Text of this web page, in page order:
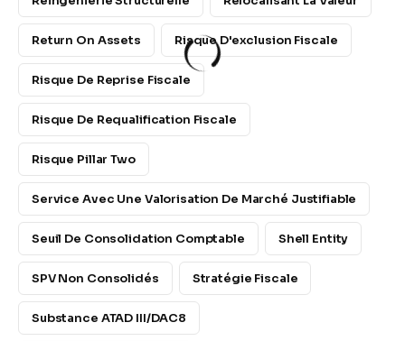
Return On Assets Risque D'exclusion Fiscale
Risque De Reprise Fiscale
Risque De Requalification Fiscale
Risque Pillar Two
Service Avec Une Valorisation De Marché Justifiable
Seuil De Consolidation Comptable Shell Entity
SPV Non Consolidés Stratégie Fiscale
Substance ATAD III/DAC8